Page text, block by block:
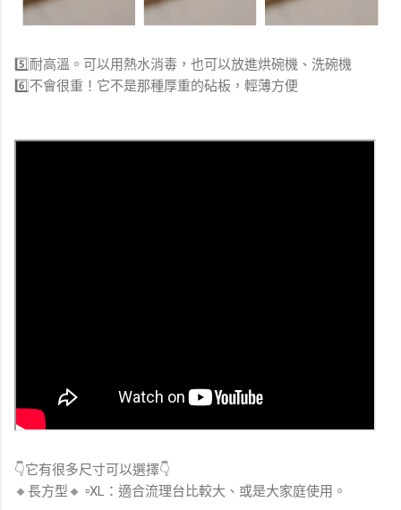
5️⃣耐高溫。可以用熱水消毒，也可以放進烘碗機、洗碗機
6️⃣不會很重！它不是那種厚重的砧板，輕薄方便
👇它有很多尺寸可以選擇👇
🔸長方型🔸 ▫️XL：適合流理台比較大、或是大家庭使用。